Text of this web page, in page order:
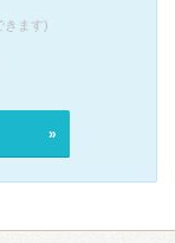
きます)